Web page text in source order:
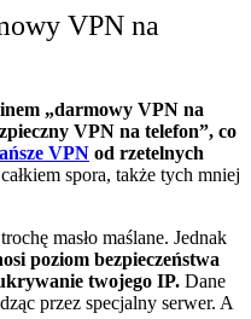
VPN na
„darmowy VPN na
VPN na telefon”, co
VPN od rzetelnych
spora, także tych mniej
masło maślane. Jednak
poziom bezpieczeństwa
twojego IP. Dane
przez specjalny serwer. A